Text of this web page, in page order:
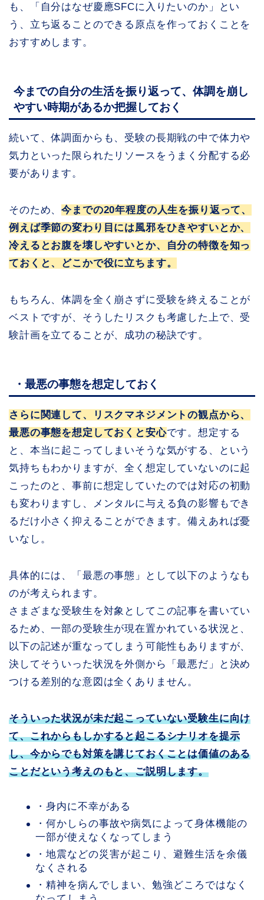
も、「自分はなぜ慶應SFCに入りたいのか」とい
う、立ち返ることのできる原点を作っておくことを
おすすめします。
今までの自分の生活を振り返って、体調を崩し
やすい時期があるか把握しておく
続いて、体調面からも、受験の長期戦の中で体力や
気力といった限られたリソースをうまく分配する必
要があります。
そのため、今までの20年程度の人生を振り返って、
例えば季節の変わり目には風邪をひきやすいとか、
冷えるとお腹を壊しやすいとか、自分の特徴を知っ
ておくと、どこかで役に立ちます。
もちろん、体調を全く崩さずに受験を終えることが
ベストですが、そうしたリスクも考慮した上で、受
験計画を立てることが、成功の秘訣です。
・最悪の事態を想定しておく
さらに関連して、リスクマネジメントの観点から、
最悪の事態を想定しておくと安心です。想定する
と、本当に起こってしまいそうな気がする、という
気持ちもわかりますが、全く想定していないのに起
こったのと、事前に想定していたのでは対応の初動
も変わりますし、メンタルに与える負の影響もでき
るだけ小さく抑えることができます。備えあれば憂
いなし。
具体的には、「最悪の事態」として以下のようなも
のが考えられます。
さまざまな受験生を対象としてこの記事を書いてい
るため、一部の受験生が現在置かれている状況と、
以下の記述が重なってしまう可能性もありますが、
決してそういった状況を外側から「最悪だ」と決め
つける差別的な意図は全くありません。
そういった状況が未だ起こっていない受験生に向け
て、これからもしかすると起こるシナリオを提示
し、今からでも対策を講じておくことは価値のある
ことだという考えのもと、ご説明します。
・身内に不幸がある
・何かしらの事故や病気によって身体機能の
一部が使えなくなってしまう
・地震などの災害が起こり、避難生活を余儀
なくされる
・精神を病んでしまい、勉強どころではなく